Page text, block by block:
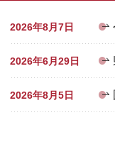
2026年8月7日
2026年6月29日
2026年8月5日